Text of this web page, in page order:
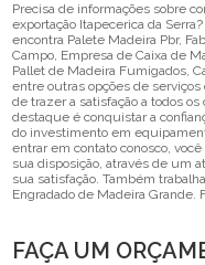
Precisa de informações sobre
exportação Itapecerica da
encontra Palete Madeira Pbr,
Campo, Empresa de Caixa de
Pallet de Madeira Fumigados,
entre outras opções de
de trazer a satisfação a todos
destaque é conquistar a
do investimento em
entrar em contato conosco,
sua disposição, através de um
sua satisfação. Também
Engradado de Madeira Grande.
FAÇA UM